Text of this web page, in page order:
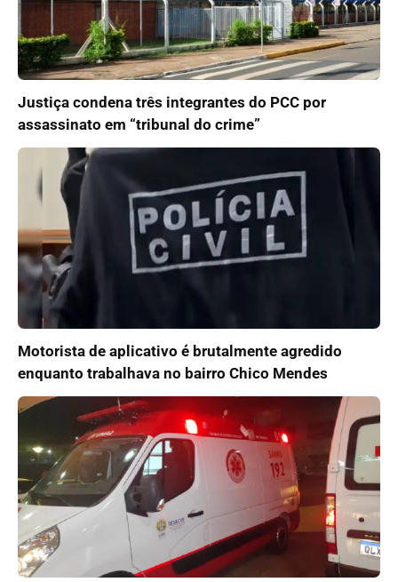
Justiça condena três integrantes do PCC por
assassinato em “tribunal do crime”
Motorista de aplicativo é brutalmente agredido
enquanto trabalhava no bairro Chico Mendes